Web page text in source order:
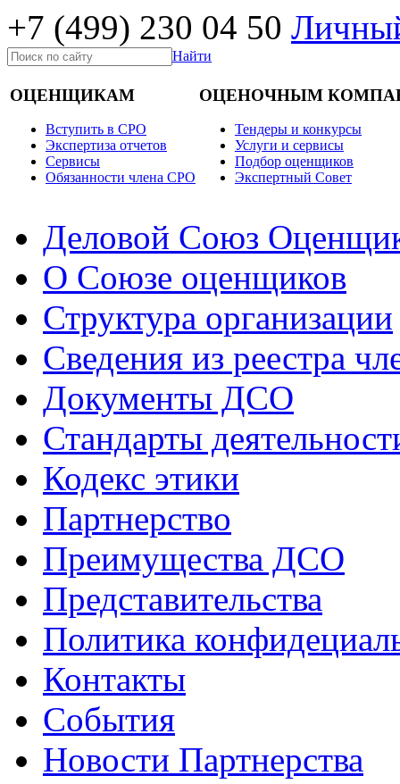
+7 (499) 230 04 50
Найти
ОЦЕНЩИКАМ
Вступить в СРО
Экспертиза отчетов
Cервисы
Обязанности члена СРО
ОЦЕНОЧНЫМ
Тендеры и конкурсы
Услуги и сервисы
Подбор оценщиков
Экспертный Совет
Деловой Союз
О Союзе оценщиков
Структура организации
Сведения из реестра
Документы ДСО
Стандарты
Кодекс этики
Партнерство
Преимущества ДСО
Представительства
Политика
Контакты
События
Новости Партнерства